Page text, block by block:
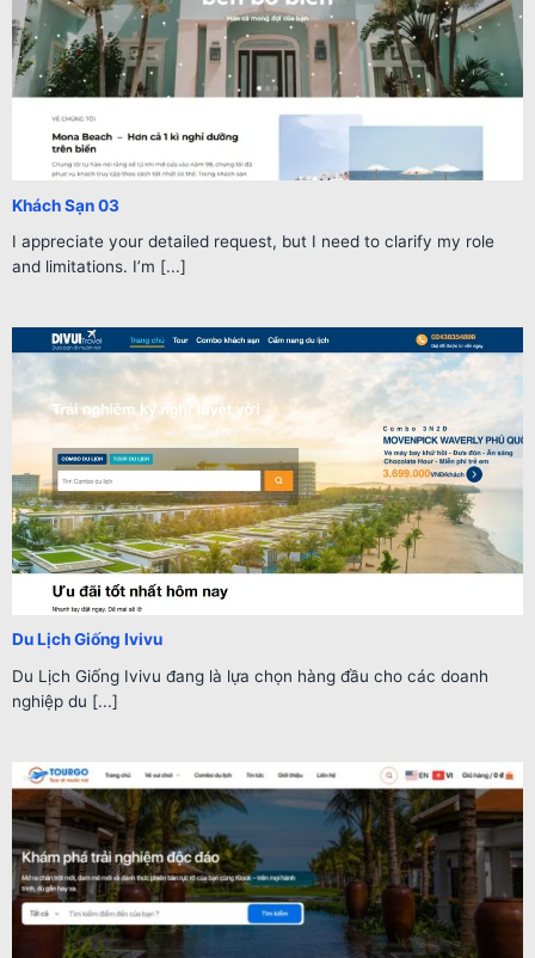
Khách Sạn 03
I appreciate your detailed request, but I need to clarify my role
and limitations. I’m [...]
Du Lịch Giống Ivivu
Du Lịch Giống Ivivu đang là lựa chọn hàng đầu cho các doanh
nghiệp du [...]